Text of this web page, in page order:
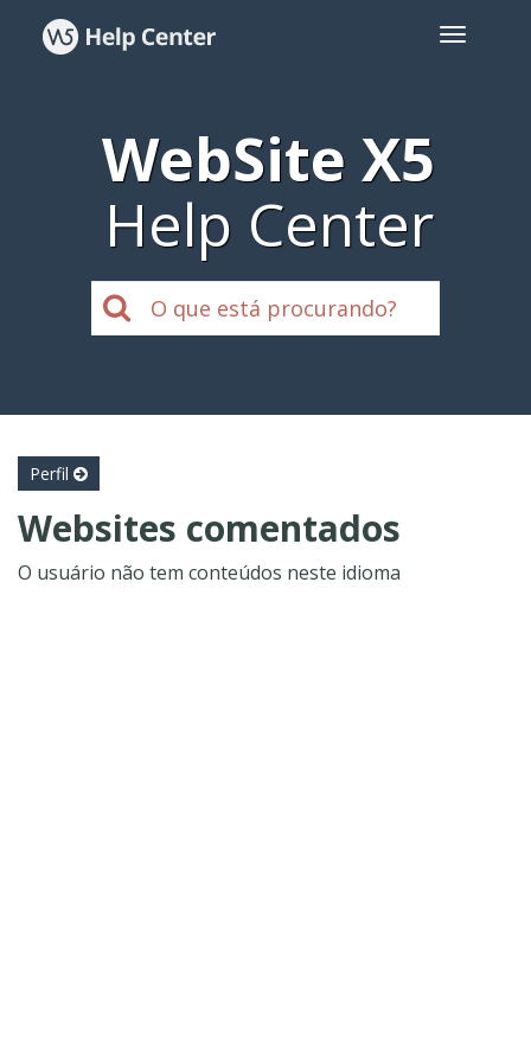
WebSite X5
Help Center
Perfil
Websites comentados
O usuário não tem conteúdos neste idioma